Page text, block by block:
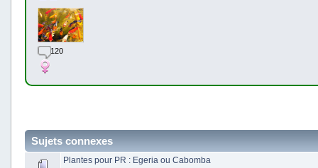
120
Sujets connexes
Plantes pour PR : Egeria ou Cabomba